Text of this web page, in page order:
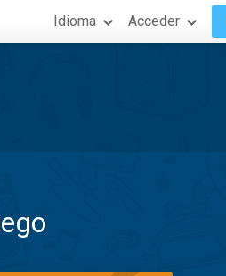
Idioma Acceder